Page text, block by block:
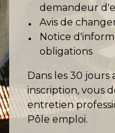
demandeur
Avis de
Notice
obligations
Dans les 30
inscription, vous
entretien
Pôle emploi.